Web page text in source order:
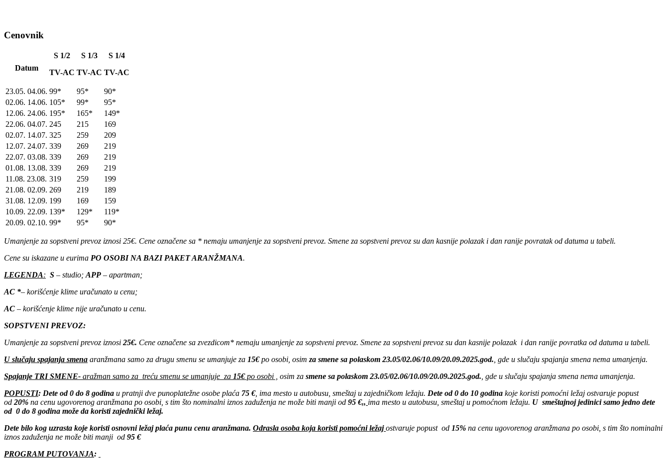
Cenovnik
Datum
S 1/2
TV-AC
S 1/3
TV-AC
S 1/4
TV-AC
23.05. 04.06. 99* 95*
90*
02.06. 14.06. 105* 99*
95*
12.06. 24.06. 195* 165*
149*
22.06. 04.07. 245 215
169
02.07. 14.07. 325 259
209
12.07. 24.07. 339 269
219
22.07. 03.08. 339 269
219
01.08. 13.08. 339 269
219
11.08. 23.08. 319 259
199
21.08. 02.09. 269 219
189
31.08. 12.09. 199 169
159
10.09. 22.09. 139* 129*
119*
20.09. 02.10. 99* 95* 90*
Umanjenje za sopstveni prevoz iznosi 25€. Cene označene sa * nemaju umanjenje za sopstveni prevoz. Smene za sopstveni prevoz su dan kasnije polazak i dan ranije povratak od datuma u tabeli.
Cene su iskazane u eurima PO OSOBI NA BAZI PAKET ARANŽMANA.
LEGENDA: S – studio; APP – apartman;
AC *– korišćenje klime uračunato u cenu;
AC – korišćenje klime nije uračunato u cenu.
SOPSTVENI PREVOZ:
Umanjenje za sopstveni prevoz iznosi 25€. Cene označene sa zvezdicom* nemaju umanjenje za sopstveni prevoz. Smene za sopstveni prevoz su dan kasnije polazak i dan ranije povratka od datuma u tabeli.
U slučaju spajanja smena aranžmana samo za drugu smenu se umanjuje za 15€po osobi, osim za smene sa polaskom 23.05/02.06/10.09/20.09.2025.god. , gde u slučaju spajanja smena nema umanjenja.
Spajanje TRI SMENE- aražman samo za treću smenu se umanjuje za 15€po osobi , osim za smene sa polaskom 23.05/02.06/10.09/20.09.2025.god. , gde u slučaju spajanja smena nema umanjenja.
POPUSTI: Dete od 0 do 8 godina u pratnji dve punoplatežne osobe plaća 75 €, ima mesto u autobusu, smeštaj u zajedničkom ležaju. Dete od 0 do 10 godina koje koristi pomoćni ležaj ostvaruje popust
od 20% na cenu ugovorenog aranžmana po osobi, s tim što nominalni iznos zaduženja ne može biti manji od 95 €., ima mesto u autobusu, smeštaj u pomoćnom ležaju. U smeštajnoj jedinici samo jedno dete
od 0 do 8 godina može da koristi zajednički ležaj.
Dete bilo kog uzrasta koje koristi osnovni ležaj plaća punu cenu aranžmana. Odrasla osoba koja koristi pomoćni ležajostvaruje popust od 15% na cenu ugovorenog aranžmana po osobi, s tim što nominalni
iznos zaduženja ne može biti manji od 95 €
PROGRAM PUTOVANJA: